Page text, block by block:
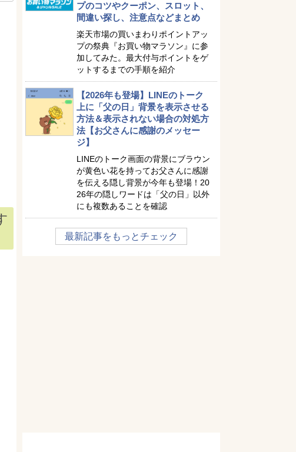
プのコツやクーポン、スロット、
間違い探し、注意点などまとめ
楽天市場の買いまわりポイントアッ
プの祭典『お買い物マラソン』に参
加してみた。最大付与ポイントをゲ
ットするまでの手順を紹介
【2026年も登場】LINEのトーク
上に「父の日」背景を表示させる
方法＆表示されない場合の対処方
法【お父さんに感謝のメッセー
ジ】
LINEのトーク画面の背景にブラウン
が黄色い花を持ってお父さんに感謝
を伝える隠し背景が今年も登場！20
26年の隠しワードは「父の日」以外
にも複数あることを確認
最新記事をもっとチェック